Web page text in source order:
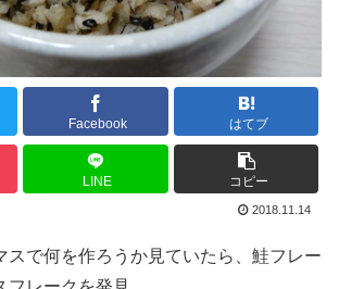
Facebook はてブ
LINE コピー
2018.11.14
スで何を作ろうか見ていたら、鮭フレー